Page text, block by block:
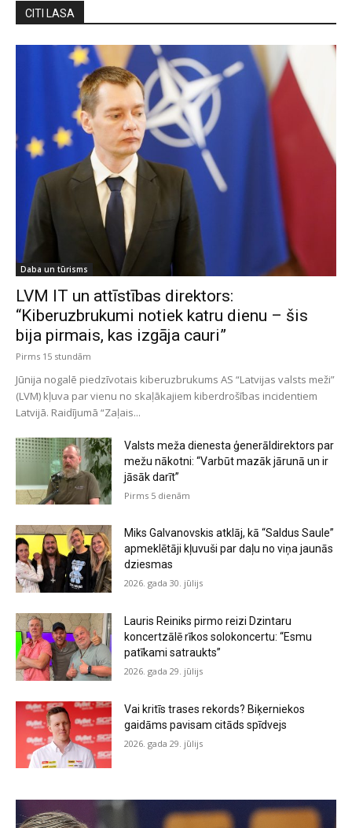
CITI LASA
Daba un tūrisms
LVM IT un attīstības direktors:
“Kiberuzbrukumi notiek katru dienu – šis
bija pirmais, kas izgāja cauri”
Pirms 15 stundām
Jūnija nogalē piedzīvotais kiberuzbrukums AS “Latvijas valsts meži”
(LVM) kļuva par vienu no skaļākajiem kiberdrošības incidentiem
Latvijā. Raidījumā “Zaļais...
Valsts meža dienesta ģenerāldirektors par
mežu nākotni: “Varbūt mazāk jārunā un ir
jāsāk darīt”
Pirms 5 dienām
Miks Galvanovskis atklāj, kā “Saldus Saule”
apmeklētāji kļuvuši par daļu no viņa jaunās
dziesmas
2026. gada 30. jūlijs
Lauris Reiniks pirmo reizi Dzintaru
koncertzālē rīkos solokoncertu: “Esmu
patīkami satraukts”
2026. gada 29. jūlijs
Vai kritīs trases rekords? Biķerniekos
gaidāms pavisam citāds spīdvejs
2026. gada 29. jūlijs